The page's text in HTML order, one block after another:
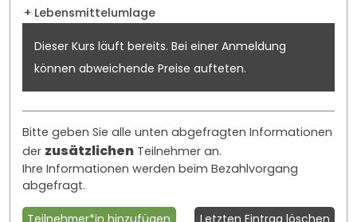
+ Lebensmittelumlage
Dieser Kurs läuft bereits. Bei einer Anmeldung
können abweichende Preise aufteten.
Bitte geben Sie alle unten abgefragten Informationen
der zusätzlichen Teilnehmer an.
Ihre Informationen werden beim Bezahlvorgang
abgefragt.
Teilnehmer*in hinzufügen Letzten Eintrag löschen